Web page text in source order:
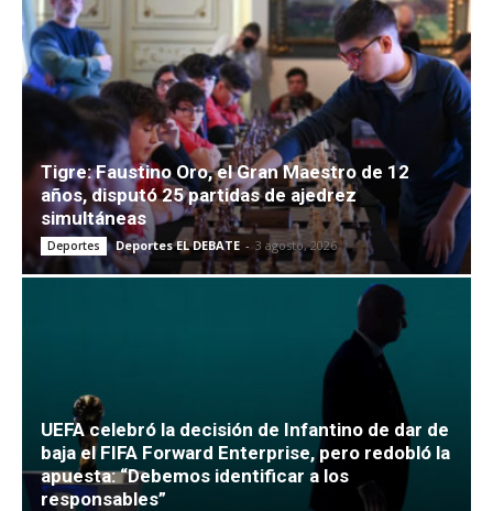
Tigre: Faustino Oro, el Gran Maestro de 12
años, disputó 25 partidas de ajedrez
simultáneas
Deportes Deportes EL DEBATE - 3 agosto, 2026
UEFA celebró la decisión de Infantino de dar de
baja el FIFA Forward Enterprise, pero redobló la
apuesta: “Debemos identificar a los
responsables”